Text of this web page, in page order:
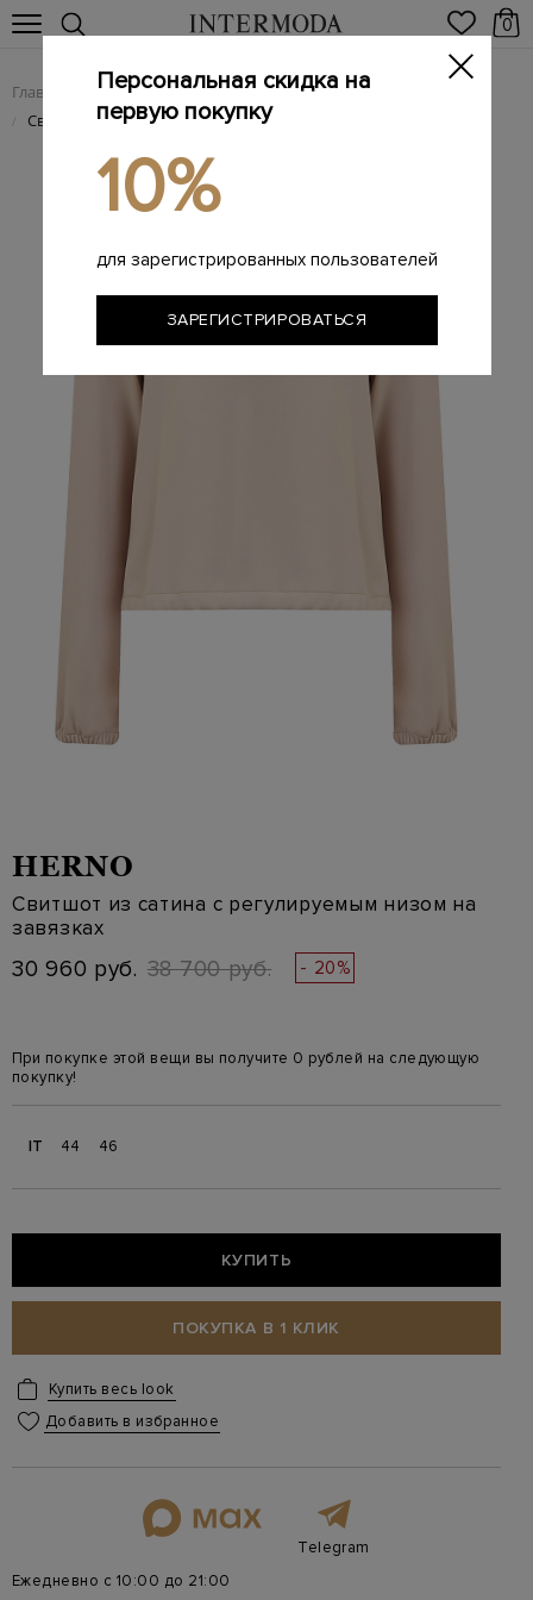
0
Главная Женщинам / Женская одежда / Женские блузы
/ Свитшот из сатина с регулируемым низом на завязках
HERNO
Свитшот из сатина с регулируемым низом на
завязках
30 960 руб. 38 700 руб. - 20%
При покупке этой вещи вы получите 0 рублей на следующую
покупку!
IT 44 46
КУПИТЬ
ПОКУПКА В 1 КЛИК
Купить весь look
Добавить в избранное
Telegram
Ежедневно с 10:00 до 21:00
Персональная скидка на
первую покупку
10%
для зарегистрированных пользователей
ЗАРЕГИСТРИРОВАТЬСЯ